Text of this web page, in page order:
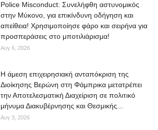
Police Misconduct: Συνελήφθη αστυνομικός
στην Μύκονο, για επικίνδυνη οδήγηση και
απείθεια! Χρησιμοποίησε φάρο και σειρήνα για
προσπεράσεις στο μποτιλιάρισμα!
Αυγ 6, 2026
Η άμεση επιχειρησιακή ανταπόκριση της
Διοίκησης Βερώνη στη Φάμπρικα μετατρέπει
την Αποτελεσματική Διαχείριση σε πολιτικό
μήνυμα Διακυβέρνησης και Θεσμικής...
Αυγ 3, 2026